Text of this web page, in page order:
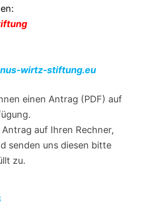
wirtz-stiftung.eu
einen Antrag (PDF) auf
auf Ihren Rechner,
senden uns diesen bitte
zu.